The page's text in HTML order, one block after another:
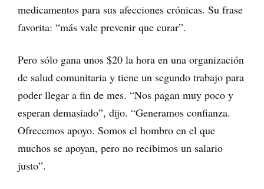
medicamentos para sus afecciones crónicas. Su frase
favorita: “más vale prevenir que curar”.
Pero sólo gana unos $20 la hora en una organización
de salud comunitaria y tiene un segundo trabajo para
poder llegar a fin de mes. “Nos pagan muy poco y
esperan demasiado”, dijo. “Generamos confianza.
Ofrecemos apoyo. Somos el hombro en el que
muchos se apoyan, pero no recibimos un salario
justo”.